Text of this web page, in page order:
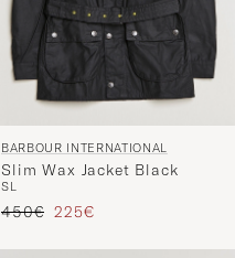
BARBOUR INTERNATIONAL
Slim Wax Jacket Black
SL
Tavallinen hinta
450€ Alennettu hinta
225€